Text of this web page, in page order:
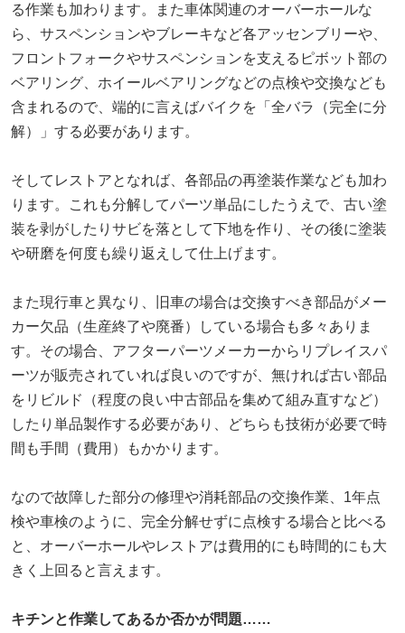
る作業も加わります。また車体関連のオーバーホールな
ら、サスペンションやブレーキなど各アッセンブリーや、
フロントフォークやサスペンションを支えるピボット部の
ベアリング、ホイールベアリングなどの点検や交換なども
含まれるので、端的に言えばバイクを「全バラ（完全に分
解）」する必要があります。
そしてレストアとなれば、各部品の再塗装作業なども加わ
ります。これも分解してパーツ単品にしたうえで、古い塗
装を剥がしたりサビを落として下地を作り、その後に塗装
や研磨を何度も繰り返えして仕上げます。
また現行車と異なり、旧車の場合は交換すべき部品がメー
カー欠品（生産終了や廃番）している場合も多々ありま
す。その場合、アフターパーツメーカーからリプレイスパ
ーツが販売されていれば良いのですが、無ければ古い部品
をリビルド（程度の良い中古部品を集めて組み直すなど）
したり単品製作する必要があり、どちらも技術が必要で時
間も手間（費用）もかかります。
なので故障した部分の修理や消耗部品の交換作業、1年点
検や車検のように、完全分解せずに点検する場合と比べる
と、オーバーホールやレストアは費用的にも時間的にも大
きく上回ると言えます。
キチンと作業してあるか否かが問題……